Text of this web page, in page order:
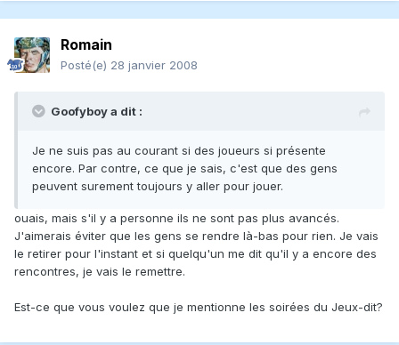
Romain
Posté(e) 28 janvier 2008
Goofyboy a dit :
Je ne suis pas au courant si des joueurs si présente
encore. Par contre, ce que je sais, c'est que des gens
peuvent surement toujours y aller pour jouer.
ouais, mais s'il y a personne ils ne sont pas plus avancés.
J'aimerais éviter que les gens se rendre là-bas pour rien. Je vais
le retirer pour l'instant et si quelqu'un me dit qu'il y a encore des
rencontres, je vais le remettre.
Est-ce que vous voulez que je mentionne les soirées du Jeux-dit?